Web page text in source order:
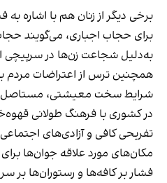
برخی دیگر از زنان هم با اشاره
برای حجاب اجباری، می‌گویند
به‌دلیل شجاعت زن‌ها در سرپیچی
همچنین ترس از اعتراضات مردم
شرایط سخت معیشتی،
در کشوری با فرهنگ طولانی
تفریحی کافی و آزادی‌های
مکان‌های مورد علاقه جوان‌ها
فشار بر کافه‌ها و رستوران‌ها بر